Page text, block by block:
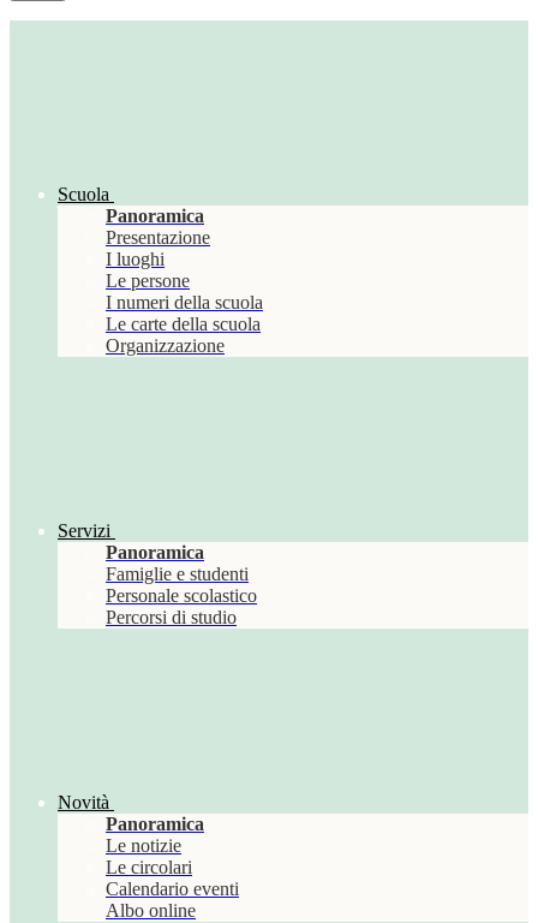
Scuola
Panoramica
Presentazione
I luoghi
Le persone
I numeri della scuola
Le carte della scuola
Organizzazione
Servizi
Panoramica
Famiglie e studenti
Personale scolastico
Percorsi di studio
Novità
Panoramica
Le notizie
Le circolari
Calendario eventi
Albo online